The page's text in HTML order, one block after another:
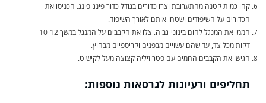
קחו כמות קטנה מהתערובת וצרו כדורים בגודל כדור פינג-פונג. הכניסו את
הכדורים על השיפודים ושטחו אותם לאורך השיפוד.
חממו את המנגל לחום בינוני-גבוה. צלו את הקבבים על המנגל במשך 10-12
דקות מכל צד, עד שהם עשויים מבפנים וקריספיים מבחוץ.
הגישו את הקבבים החמים עם פטרוזיליה קצוצה מעל לקישוט.
תחליפים ורעיונות לגרסאות נוספות: